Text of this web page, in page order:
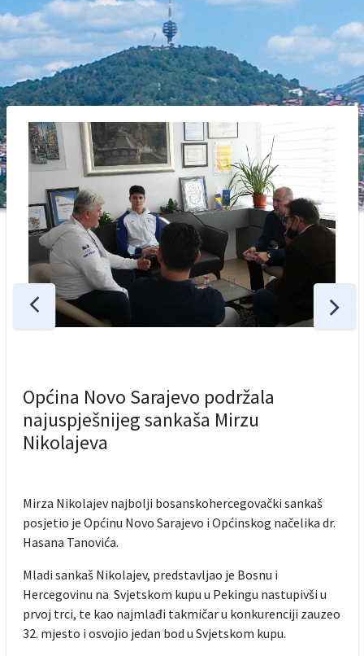
Općina Novo Sarajevo podržala
najuspješnijeg sankaša Mirzu
Nikolajeva
Mirza Nikolajev najbolji bosanskohercegovački sankaš
posjetio je Općinu Novo Sarajevo i Općinskog načelika dr.
Hasana Tanovića.
Mladi sankaš Nikolajev, predstavljao je Bosnu i
Hercegovinu na Svjetskom kupu u Pekingu nastupivši u
prvoj trci, te kao najmlađi takmičar u konkurenciji zauzeo
32. mjesto i osvojio jedan bod u Svjetskom kupu.